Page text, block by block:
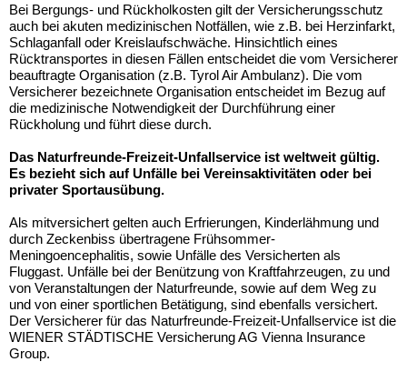
Bei Bergungs- und Rückholkosten gilt der Versicherungsschutz
auch bei akuten medizinischen Notfällen, wie z.B. bei Herzinfarkt,
Schlaganfall oder Kreislaufschwäche. Hinsichtlich eines
Rücktransportes in diesen Fällen entscheidet die vom Versicherer
beauftragte Organisation (z.B. Tyrol Air Ambulanz). Die vom
Versicherer bezeichnete Organisation entscheidet im Bezug auf
die medizinische Notwendigkeit der Durchführung einer
Rückholung und führt diese durch.
Das Naturfreunde-Freizeit-Unfallservice ist weltweit gültig.
Es bezieht sich auf Unfälle bei Vereinsaktivitäten oder bei
privater Sportausübung.
Als mitversichert gelten auch Erfrierungen, Kinderlähmung und
durch Zeckenbiss übertragene Frühsommer-
Meningoencephalitis, sowie Unfälle des Versicherten als
Fluggast. Unfälle bei der Benützung von Kraftfahrzeugen, zu und
von Veranstaltungen der Naturfreunde, sowie auf dem Weg zu
und von einer sportlichen Betätigung, sind ebenfalls versichert.
Der Versicherer für das Naturfreunde-Freizeit-Unfallservice ist die
WIENER STÄDTISCHE Versicherung AG Vienna Insurance
Group.